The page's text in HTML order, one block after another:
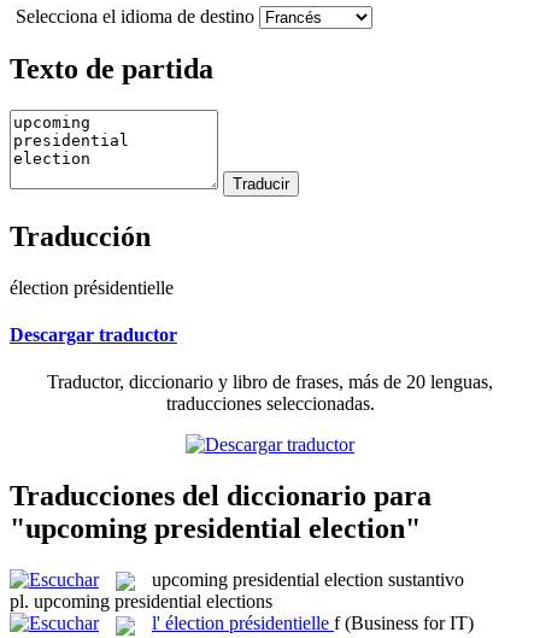
Selecciona el idioma de destino
Texto de partida
Traducción
élection présidentielle
Descargar traductor
Traductor, diccionario y libro de frases, más de 20 lenguas,
traducciones seleccionadas.
Traducciones del diccionario para
"upcoming presidential election"
upcoming presidential election sustantivo
pl. upcoming presidential elections
l' élection présidentielle f (Business for IT)